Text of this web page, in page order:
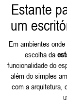
Estante
um
Em ambientes
escolha da
funcionalidade do
além do simples
com a arquitetura,